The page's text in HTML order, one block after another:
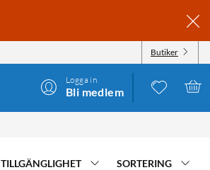
Butiker
Logga in
Bli medlem
TILLGÄNGLIGHET
SORTERING